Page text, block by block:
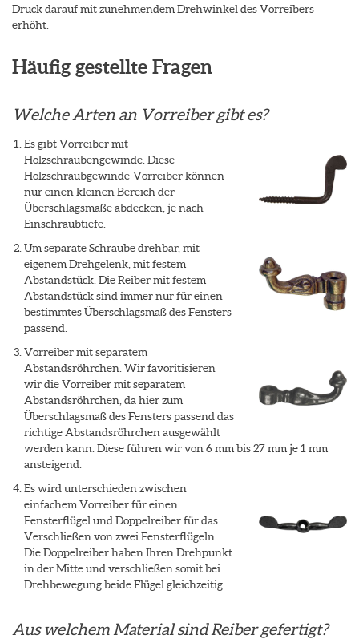
Druck darauf mit zunehmendem Drehwinkel des Vorreibers
erhöht.
Häufig gestellte Fragen
Welche Arten an Vorreiber gibt es?
Es gibt Vorreiber mit
Holzschraubengewinde. Diese
Holzschraubgewinde-Vorreiber können
nur einen kleinen Bereich der
Überschlagsmaße abdecken, je nach
Einschraubtiefe.
Um separate Schraube drehbar, mit
eigenem Drehgelenk, mit festem
Abstandstück. Die Reiber mit festem
Abstandstück sind immer nur für einen
bestimmtes Überschlagsmaß des Fensters
passend.
Vorreiber mit separatem
Abstandsröhrchen. Wir favoritisieren
wir die Vorreiber mit separatem
Abstandsröhrchen, da hier zum
Überschlagsmaß des Fensters passend das
richtige Abstandsröhrchen ausgewählt
werden kann. Diese führen wir von 6 mm bis 27 mm je 1 mm
ansteigend.
Es wird unterschieden zwischen
einfachem Vorreiber für einen
Fensterflügel und Doppelreiber für das
Verschließen von zwei Fensterflügeln.
Die Doppelreiber haben Ihren Drehpunkt
in der Mitte und verschließen somit bei
Drehbewegung beide Flügel gleichzeitig.
Aus welchem Material sind Reiber gefertigt?